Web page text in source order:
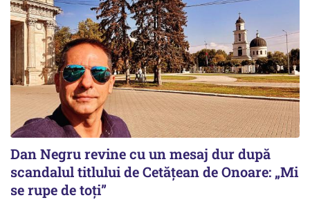
Dan Negru revine cu un mesaj dur după
scandalul titlului de Cetățean de Onoare: „Mi
se rupe de toți”